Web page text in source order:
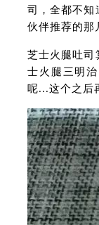
司，全都不知
伙伴推荐的那
芝士火腿吐司
士火腿三明
呢...这个之后